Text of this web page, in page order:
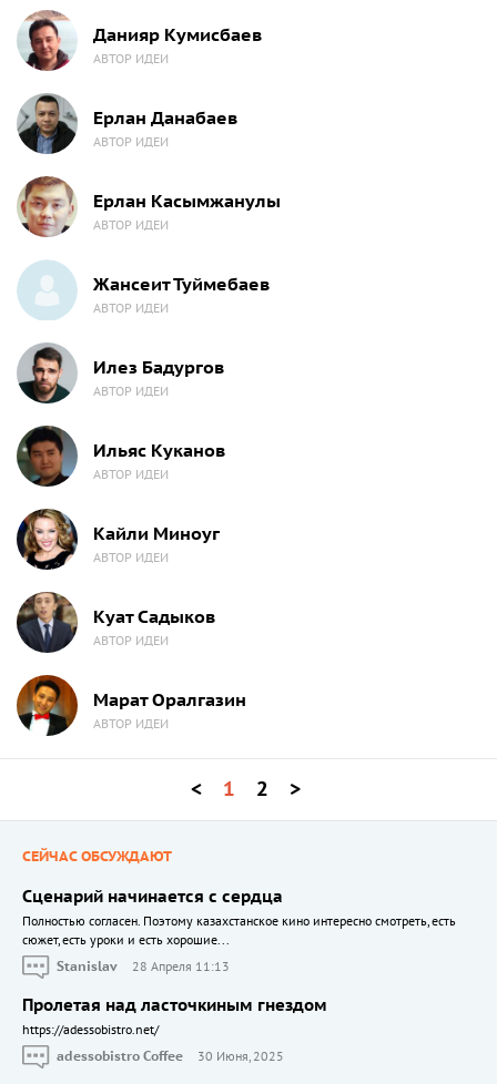
Данияр Кумисбаев
АВТОР ИДЕИ
Ерлан Данабаев
АВТОР ИДЕИ
Ерлан Касымжанулы
АВТОР ИДЕИ
Жансеит Туймебаев
АВТОР ИДЕИ
Илез Бадургов
АВТОР ИДЕИ
Ильяс Куканов
АВТОР ИДЕИ
Кайли Миноуг
АВТОР ИДЕИ
Куат Садыков
АВТОР ИДЕИ
Марат Оралгазин
АВТОР ИДЕИ
< 1 2 >
СЕЙЧАС ОБСУЖДАЮТ
Сценарий начинается с сердца
Полностью согласен. Поэтому казахстанское кино интересно смотреть, есть
сюжет, есть уроки и есть хорошие...
Stanislav
28 Апреля 11:13
Пролетая над ласточкиным гнездом
https://adessobistro.net/
adessobistro Coffee
30 Июня, 2025